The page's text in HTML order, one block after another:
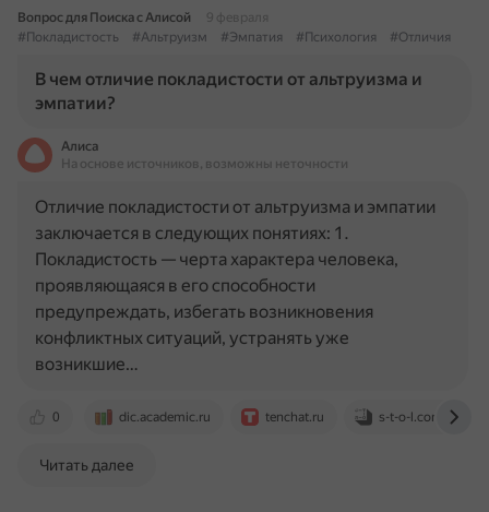
Вопрос для Поиска с Алисой
9 февраля
#Покладистость
#Альтруизм #Эмпатия #Психология #Отличия
В чем отличие покладистости от альтруизма и
эмпатии?
Алиса
На основе источников, возможны неточности
0 dic.academic.ru tenchat.ru s-t-o-l.com
Отличие покладистости от альтруизма и эмпатии
заключается в следующих понятиях: 1.
Покладистость — черта характера человека,
проявляющаяся в его способности
предупреждать, избегать возникновения
конфликтных ситуаций, устранять уже
возникшие…
Читать далее